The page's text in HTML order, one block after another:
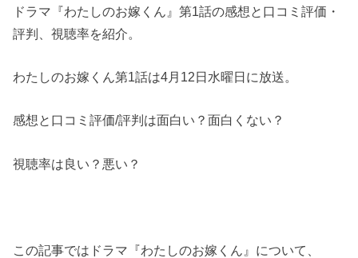
ドラマ『わたしのお嫁くん』第1話の感想と口コミ評価・
評判、視聴率を紹介。
わたしのお嫁くん第1話は4月12日水曜日に放送。
感想と口コミ評価/評判は面白い？面白くない？
視聴率は良い？悪い？
この記事ではドラマ『わたしのお嫁くん』について、